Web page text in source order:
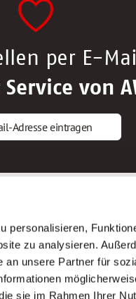
personalisieren,
zu analysieren.
unsere Partner für
sie im Rahmen Ihrer
per E-
von
Adresse eintragen
AWO Gliederungen
Stellenangebote
Sitemap
Impressum
Datenschutz